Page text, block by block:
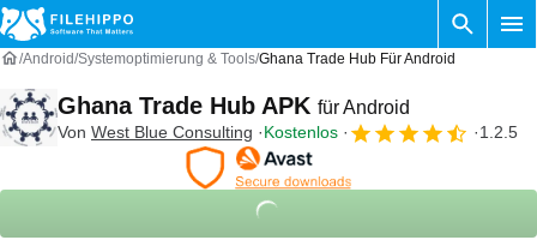
Android Systemoptimierung & Tools Ghana Trade Hub Für Android
Ghana Trade Hub APK für Android
Von West Blue Consulting Kostenlos 1.2.5